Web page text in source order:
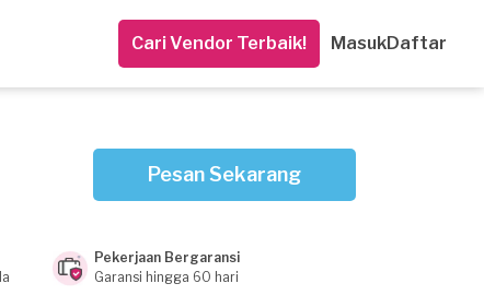
Cari Vendor Terbaik! MasukDaftar
Pesan Sekarang
Pekerjaan Bergaransi
Garansi hingga 60 hari